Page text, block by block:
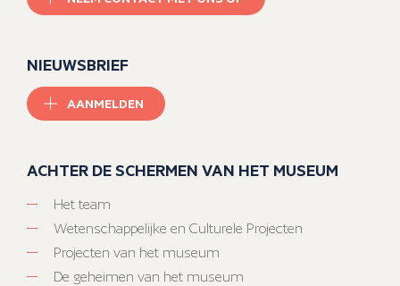
NIEUWSBRIEF
AANMELDEN
ACHTER DE SCHERMEN VAN HET MUSEUM
Het team
Wetenschappelijke en Culturele Projecten
Projecten van het museum
De geheimen van het museum